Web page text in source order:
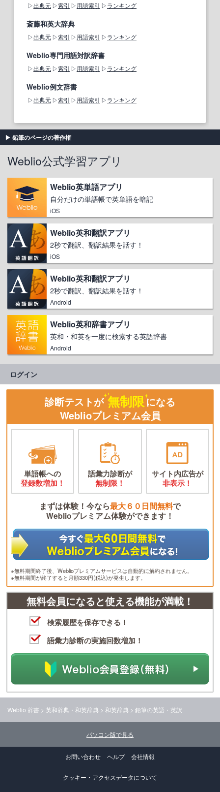
出典元 索引 用語索引 ランキング
斎藤和英大辞典
出典元 索引 用語索引 ランキング
Weblio専門用語対訳辞書
出典元 索引 用語索引 ランキング
Weblio例文辞書
出典元 索引 用語索引 ランキング
鉛筆のページの著作権
Weblio公式学習アプリ
Weblio英単語アプリ
自分だけの単語帳で英単語を暗記
iOS
Weblio英和翻訳アプリ
2秒で翻訳、翻訳結果を話す！
iOS
Weblio英和翻訳アプリ
2秒で翻訳、翻訳結果を話す！
Android
Weblio英和辞書アプリ
英和・和英を一度に検索する英語辞書
Android
ログイン
診断テストが 無制限になる
Weblioプレミアム会員
単語帳への
登録数増加！
語彙力診断が
無制限！
サイト内広告が
非表示！
まずは体験！今なら最大６０日間無料で
Weblioプレミアム体験ができます！
※無料期間終了後、Weblioプレミアムサービスは自動的に解約されません。
※無料期間が終了すると月額330円(税込)が発生します。
無料会員になると使える機能が満載！
検索履歴を保存できる！
語彙力診断の実施回数増加！
Weblio 辞書 > 英和辞典・和英辞典 > 和英辞典 > 鉛筆の英語・英訳
パソコン版で見る
お問い合わせ ヘルプ 会社情報
クッキー・アクセスデータについて